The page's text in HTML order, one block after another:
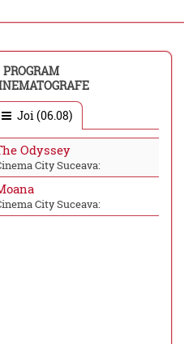
PROGRAM
Joi (06.08)
Odyssey
City Suceava:
City Suceava: